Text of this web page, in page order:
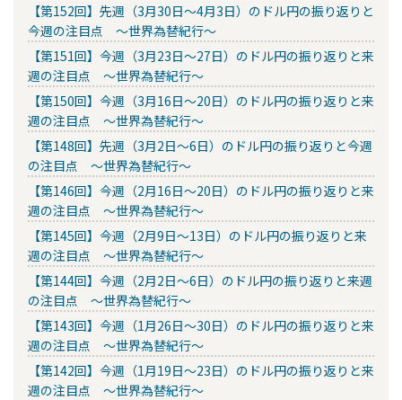
【第152回】先週（3月30日～4月3日）のドル円の振り返りと
今週の注目点 ～世界為替紀行～
【第151回】今週（3月23日～27日）のドル円の振り返りと来
週の注目点 ～世界為替紀行～
【第150回】今週（3月16日～20日）のドル円の振り返りと来
週の注目点 ～世界為替紀行～
【第148回】先週（3月2日～6日）のドル円の振り返りと今週
の注目点 ～世界為替紀行～
【第146回】今週（2月16日～20日）のドル円の振り返りと来
週の注目点 ～世界為替紀行～
【第145回】今週（2月9日～13日）のドル円の振り返りと来
週の注目点 ～世界為替紀行～
【第144回】今週（2月2日～6日）のドル円の振り返りと来週
の注目点 ～世界為替紀行～
【第143回】今週（1月26日～30日）のドル円の振り返りと来
週の注目点 ～世界為替紀行～
【第142回】今週（1月19日～23日）のドル円の振り返りと来
週の注目点 ～世界為替紀行～